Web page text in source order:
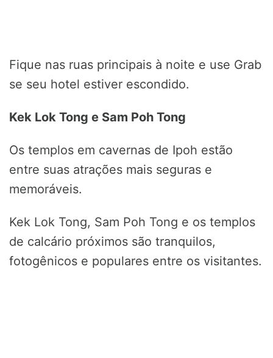
Fique nas ruas principais à noite e use Grab
se seu hotel estiver escondido.
Kek Lok Tong e Sam Poh Tong
Os templos em cavernas de Ipoh estão
entre suas atrações mais seguras e
memoráveis.
Kek Lok Tong, Sam Poh Tong e os templos
de calcário próximos são tranquilos,
fotogênicos e populares entre os visitantes.